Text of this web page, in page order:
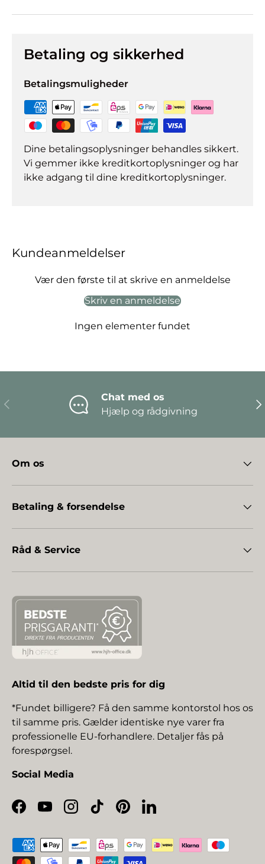
Betaling og sikkerhed
Betalingsmuligheder
Dine betalingsoplysninger behandles sikkert.
Vi gemmer ikke kreditkortoplysninger og har
ikke adgang til dine kreditkortoplysninger.
Kundeanmeldelser
Vær den første til at skrive en anmeldelse
Skriv en anmeldelse
Ingen elementer fundet
Forrige
Chat med os
Hjælp og rådgivning
Om os
Betaling & forsendelse
Råd & Service
Altid til den bedste pris for dig
*Fundet billigere? Få den samme kontorstol hos os
til samme pris. Gælder identiske nye varer fra
professionelle EU-forhandlere. Detaljer fås på
forespørgsel.
Social Media
Facebook
YouTubeInstagram
TikTokPinterestLinkedIn
Betalingsmetoder